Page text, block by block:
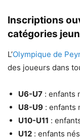
Inscriptions
catégories
L’Olympique de
des joueurs dans
U6-U7 : enfants
U8-U9 : enfants
U10-U11 :
U12 : enfants